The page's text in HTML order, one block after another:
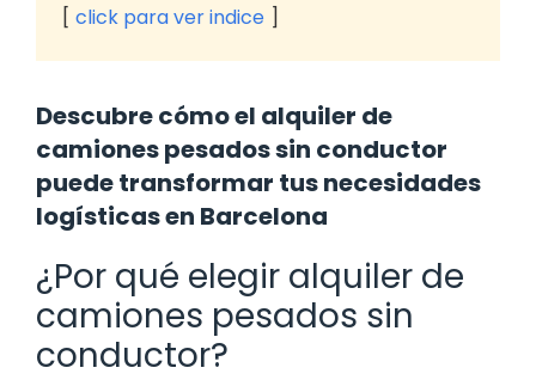
click para ver indice
Descubre cómo el alquiler de
camiones pesados sin conductor
puede transformar tus necesidades
logísticas en Barcelona
¿Por qué elegir alquiler de
camiones pesados sin
conductor?